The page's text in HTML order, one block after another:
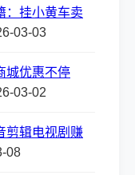
：挂小黄车卖
03-03
城优惠不停
03-02
剪辑电视剧赚
08